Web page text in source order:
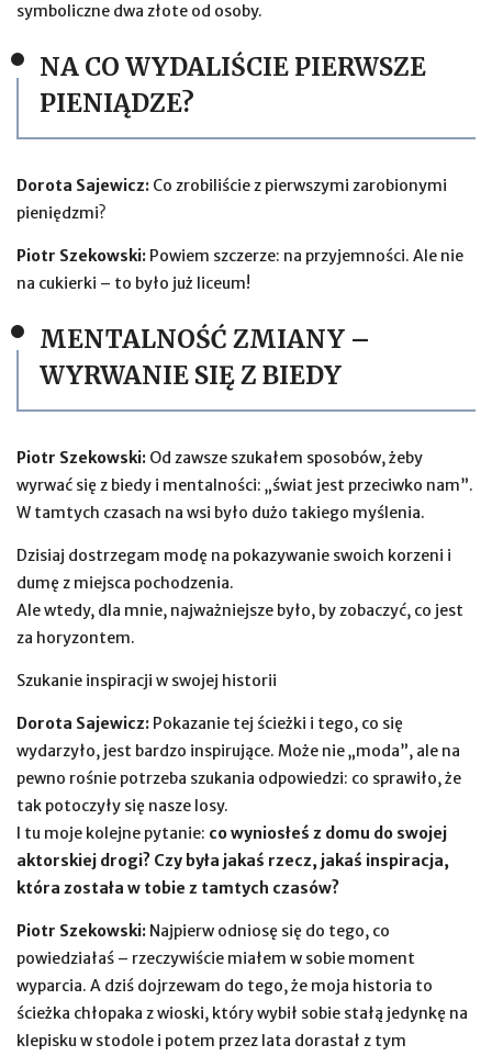
symboliczne dwa złote od osoby.
NA CO WYDALIŚCIE PIERWSZE
PIENIĄDZE?
Dorota Sajewicz: Co zrobiliście z pierwszymi zarobionymi
pieniędzmi?
Piotr Szekowski: Powiem szczerze: na przyjemności. Ale nie
na cukierki – to było już liceum!
MENTALNOŚĆ ZMIANY –
WYRWANIE SIĘ Z BIEDY
Piotr Szekowski: Od zawsze szukałem sposobów, żeby
wyrwać się z biedy i mentalności: „świat jest przeciwko nam”.
W tamtych czasach na wsi było dużo takiego myślenia.
Dzisiaj dostrzegam modę na pokazywanie swoich korzeni i
dumę z miejsca pochodzenia.
Ale wtedy, dla mnie, najważniejsze było, by zobaczyć, co jest
za horyzontem.
Szukanie inspiracji w swojej historii
Dorota Sajewicz: Pokazanie tej ścieżki i tego, co się
wydarzyło, jest bardzo inspirujące. Może nie „moda”, ale na
pewno rośnie potrzeba szukania odpowiedzi: co sprawiło, że
tak potoczyły się nasze losy.
I tu moje kolejne pytanie: co wyniosłeś z domu do swojej
aktorskiej drogi? Czy była jakaś rzecz, jakaś inspiracja,
która została w tobie z tamtych czasów?
Piotr Szekowski: Najpierw odniosę się do tego, co
powiedziałaś – rzeczywiście miałem w sobie moment
wyparcia. A dziś dojrzewam do tego, że moja historia to
ścieżka chłopaka z wioski, który wybił sobie stałą jedynkę na
klepisku w stodole i potem przez lata dorastał z tym